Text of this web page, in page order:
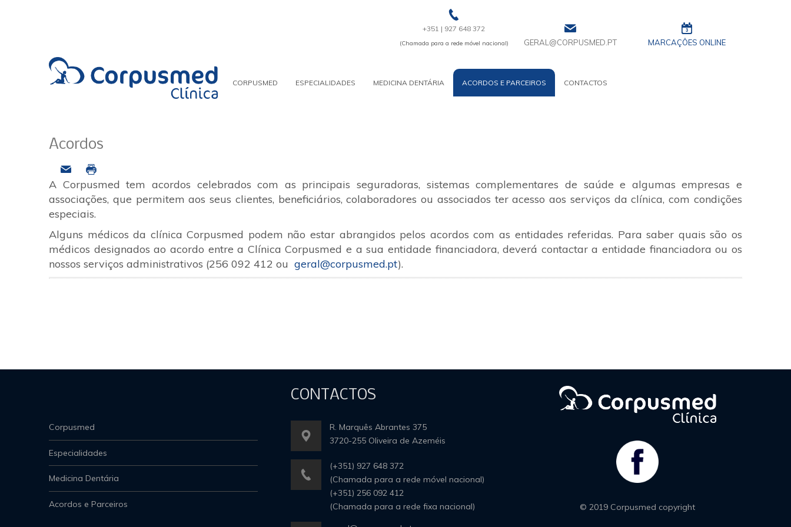
+351 | 927 648 372
(Chamada para a rede móvel nacional) GERAL@CORPUSMED.PT MARCAÇÔES ONLINE
CORPUSMED ESPECIALIDADES MEDICINA DENTÁRIA ACORDOS E PARCEIROS CONTACTOS
Acordos
A Corpusmed tem acordos celebrados com as principais seguradoras, sistemas complementares de saúde e algumas empresas e
associações, que permitem aos seus clientes, beneficiários, colaboradores ou associados ter acesso aos serviços da clínica, com condições
especiais.
Alguns médicos da clínica Corpusmed podem não estar abrangidos pelos acordos com as entidades referidas. Para saber quais são os
médicos designados ao acordo entre a Clínica Corpusmed e a sua entidade financiadora, deverá contactar a entidade financiadora ou os
nossos serviços administrativos (256 092 412 ou geral@corpusmed.pt).
Corpusmed
Especialidades
Medicina Dentária
Acordos e Parceiros
CONTACTOS
R. Marquês Abrantes 375
3720-255 Oliveira de Azeméis
(+351) 927 648 372
(Chamada para a rede móvel nacional)
(+351) 256 092 412
(Chamada para a rede fixa nacional)
© 2019 Corpusmed copyright